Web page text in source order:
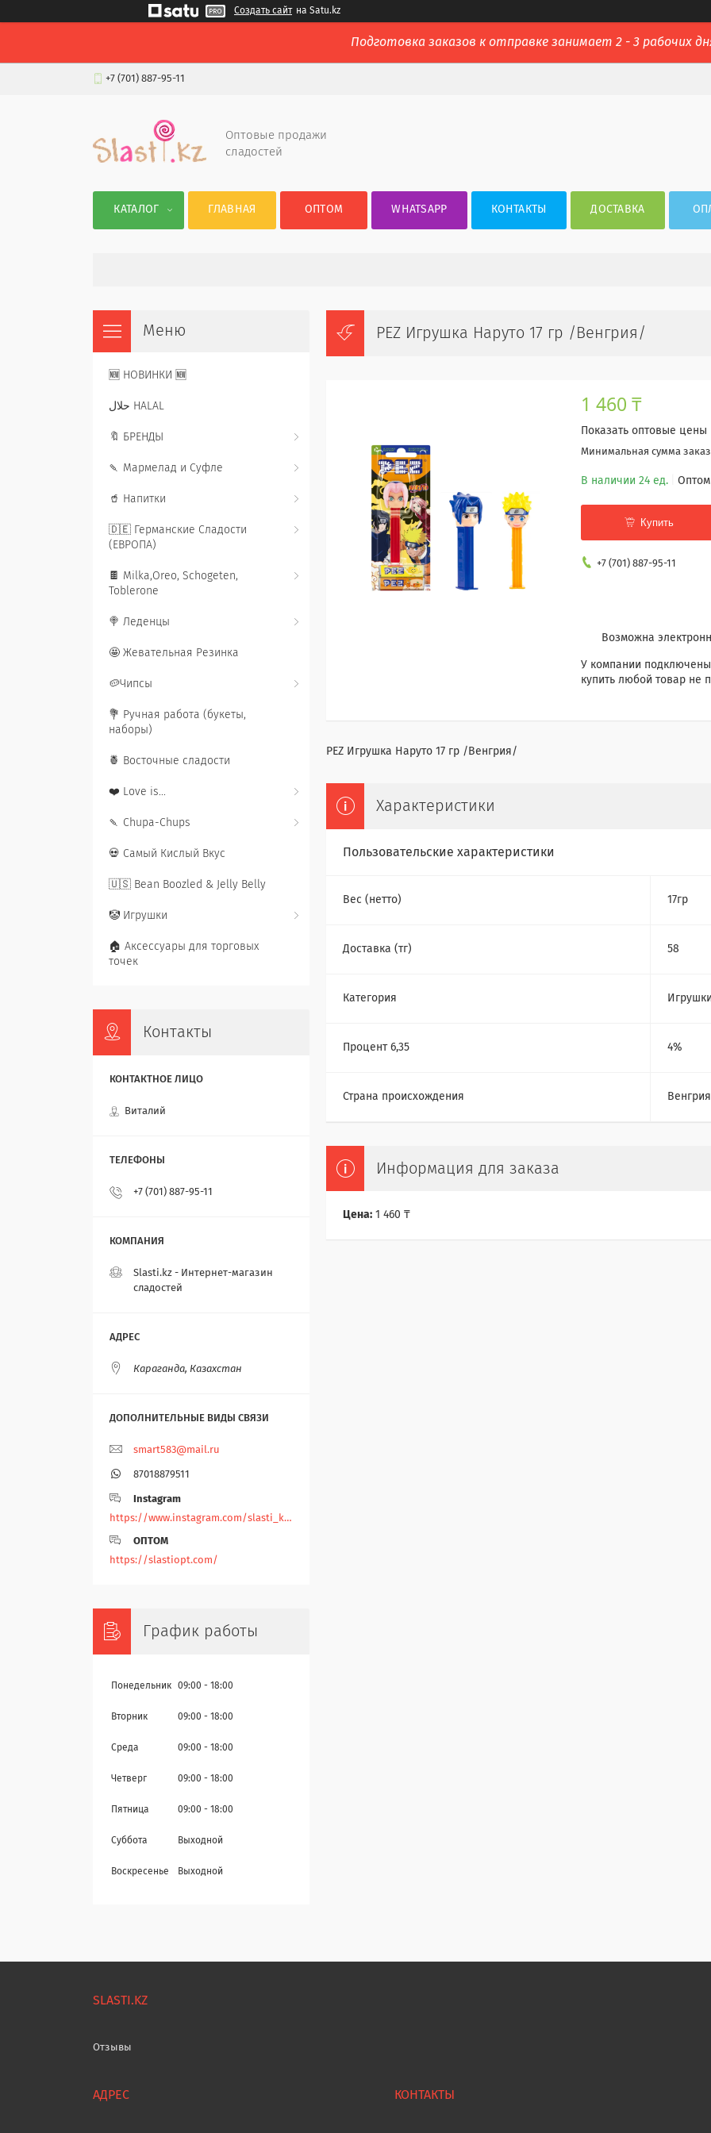
Создать сайт на Satu.kz
Подготовка заказов к отправке занимает 2 - 3 рабочих
+7 (701) 887-95-11
Оптовые продажи
сладостей
КАТАЛОГ ГЛАВНАЯ ОПТОМ WHATSAPP КОНТАКТЫ ДОСТАВКА
PEZ Игрушка Наруто 17 гр /Венгрия/
1 460 ₸
Показать оптовые цены
Минимальная сумма
В наличии 24 ед.
Купить
+7 (701) 887-95-11
У компании
купить любой товар не
PEZ Игрушка Наруто 17 гр /Венгрия/
Характеристики
Пользовательские характеристики
Вес (нетто) 17гр
Доставка (тг) 58
Категория
Процент 6,35 4%
Страна происхождения Венгрия
Информация для заказа
Цена: 1 460 ₸
🆕 НОВИНКИ 🆕
حلال HALAL
🔖 БРЕНДЫ
🍡 Мармелад и Суфле
🥤 Напитки
🇩🇪 Германские Сладости
(ЕВРОПА)
🍫 Milka,Oreo, Schogeten,
Toblerone
🍭 Леденцы
🤩 Жевательная Резинка
🥔Чипсы
💐 Ручная работа (букеты,
наборы)
🍍 Восточные сладости
❤️ Love is...
🍡 Chupa-Chups
💀 Самый Кислый Вкус
🇺🇸 Bean Boozled & Jelly Belly
🤡 Игрушки
🏠 Аксессуары для торговых
точек
Контакты
Виталий
+7 (701) 887-95-11
Slasti.kz - Интернет-магазин
сладостей
Караганда, Казахстан
smart583@mail.ru
87018879511
Instagram
https://www.instagram.com/slasti_kz/
ОПТОМ
https://slastiopt.com/
График работы
Понедельник 09:00 18:00
Вторник 09:00 18:00
Среда 09:00 18:00
Четверг 09:00 18:00
Пятница 09:00 18:00
Суббота Выходной
Воскресенье Выходной
SLASTI.KZ
Отзывы